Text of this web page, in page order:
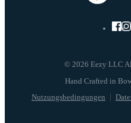
© 2026 Eezy LLC
Nutzungsbedingungen